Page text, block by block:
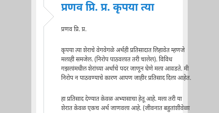
प्रणव प्रि. प्र. कृपया त्या
प्रणव प्रि. प्र.
कृपया त्या शेराचे वेगवेगळे अर्थही प्रतिसादात लिहावेत म्हणजे
मलाही समजेल. (निरोप पाठवलात तरी चालेल). विविध
गझलांमधील शेरांच्या अर्थाचे पदर जाणून घेणे मला आवडते. मी
निरोप न पाठवण्याचे कारण आपण जाहीर प्रतिसाद दिला आहेत.
हा प्रतिसाद देण्यात केवळ अभ्यासाचा हेतू आहे. मला तरी या
शेरात केवळ एकच अर्थ जाणवला आहे. (जीवनात बहुतांशीवेळा